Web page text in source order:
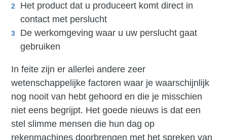
Het product dat u produceert komt direct in
contact met perslucht
De werkomgeving waar u uw perslucht gaat
gebruiken
In feite zijn er allerlei andere zeer
wetenschappelijke factoren waar je waarschijnlijk
nog nooit van hebt gehoord en die je misschien
niet eens begrijpt. Het goede nieuws is dat een
stel slimme mensen die hun dag op
rekenmachines doorbrengen met het spreken van